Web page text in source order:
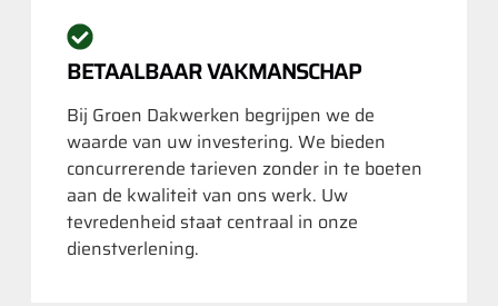
BETAALBAAR VAKMANSCHAP
Bij Groen Dakwerken begrijpen we de
waarde van uw investering. We bieden
concurrerende tarieven zonder in te boeten
aan de kwaliteit van ons werk. Uw
tevredenheid staat centraal in onze
dienstverlening.